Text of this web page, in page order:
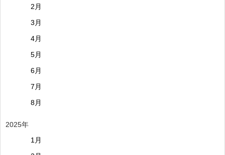
2月
3月
4月
5月
6月
7月
8月
2025年
1月